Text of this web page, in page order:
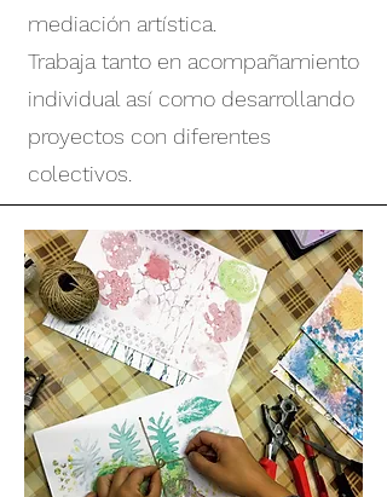
mediación artística.
Trabaja tanto en acompañamiento
individual así como desarrollando
proyectos con diferentes
colectivos.